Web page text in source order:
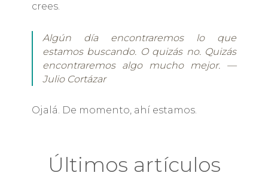
crees.
Algún día encontraremos lo que
estamos buscando. O quizás no. Quizás
encontraremos algo mucho mejor. —
Julio Cortázar
Ojalá. De momento, ahí estamos.
Últimos artículos